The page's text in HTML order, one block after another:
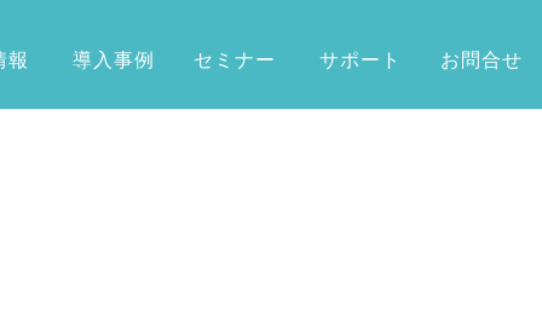
報 導入事例 セミナー サポート お問合せ